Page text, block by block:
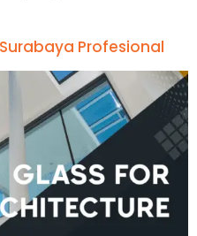
Profesional